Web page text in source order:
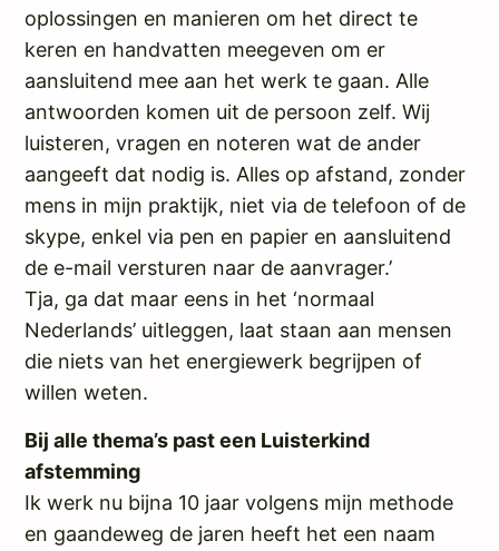
oplossingen en manieren om het direct te
keren en handvatten meegeven om er
aansluitend mee aan het werk te gaan. Alle
antwoorden komen uit de persoon zelf. Wij
luisteren, vragen en noteren wat de ander
aangeeft dat nodig is. Alles op afstand, zonder
mens in mijn praktijk, niet via de telefoon of de
skype, enkel via pen en papier en aansluitend
de e-mail versturen naar de aanvrager.’
Tja, ga dat maar eens in het ‘normaal
Nederlands’ uitleggen, laat staan aan mensen
die niets van het energiewerk begrijpen of
willen weten.
Bij alle thema’s past een Luisterkind
afstemming
Ik werk nu bijna 10 jaar volgens mijn methode
en gaandeweg de jaren heeft het een naam